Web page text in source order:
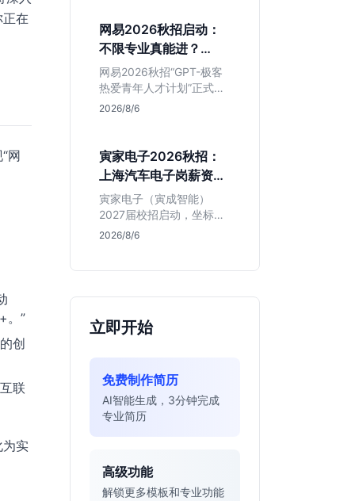
在
网
。”
创
联
为实
生项目，明确文商科主攻
品牌营销、理工科侧重技
术支持的岗位逻辑，客观
分析传统制造业薪资平稳
但平台扎实的特点，助应
届生快速判断投递价值。
网易2026秋招启动：
不限专业真能进？
GPT-极客计划解读
网易2026秋招“GPT-极客
热爱青年人才计划”正式开
启，主打不限专业与学
划、算法），分析非科班
同学的投递机会与真实门
槛，帮你判断是否值得
投。
2026/8/6
寅家电子2026秋招：
上海汽车电子岗薪资与
岗位全解析
寅家电子（寅成智能）
2027届校招启动，坐标上
海。本文解析百人规模汽
成长路径，助你判断是否
2026/8/6
立即开始
免费制作简历
AI智能生成，3分钟完成
专业简历
高级功能
解锁更多模板和专业功能